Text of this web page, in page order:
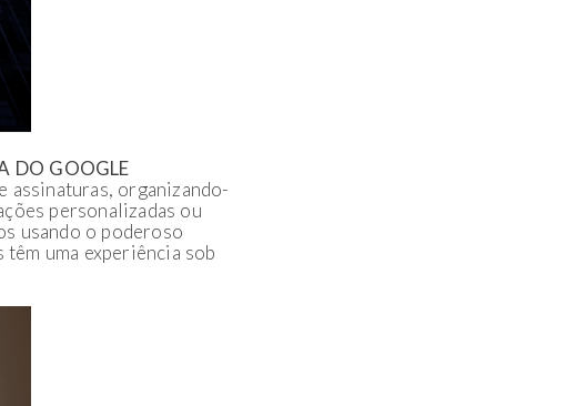
DO GOOGLE
assinaturas, organizando-
personalizadas ou
usando o poderoso
uma experiência sob